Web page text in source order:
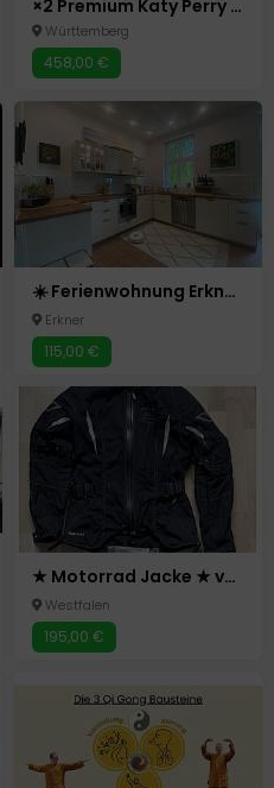
×2 Premium Katy Perry Konzerttickets am 23.10.2025 in Köln
Württemberg
458,00 €
☀️ Ferienwohnung Erkner – 88 m² Komfort! Tesla Grünheide ☀️
Erkner
115,00 €
★ Motorrad Jacke ★ von rukka für Damen in Größe 36 ❗️TOP❗️
Westfalen
195,00 €